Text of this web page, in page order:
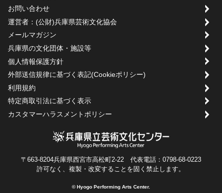
お問い合わせ
運営者：(公財)兵庫県芸術文化協会
メールマガジン
兵庫県の文化団体・施設等
個人情報保護方針
外部送信規律に基づく表記(Cookieポリシー)
利用規約
特定商取引法に基づく表示
カスタマーハラスメントポリシー
〒663-8204兵庫県西宮市高松町2-22 代表電話：0798-68-0223
許可なく、複製・改変することを固く禁止します。
© Hyogo Performing Arts Center.